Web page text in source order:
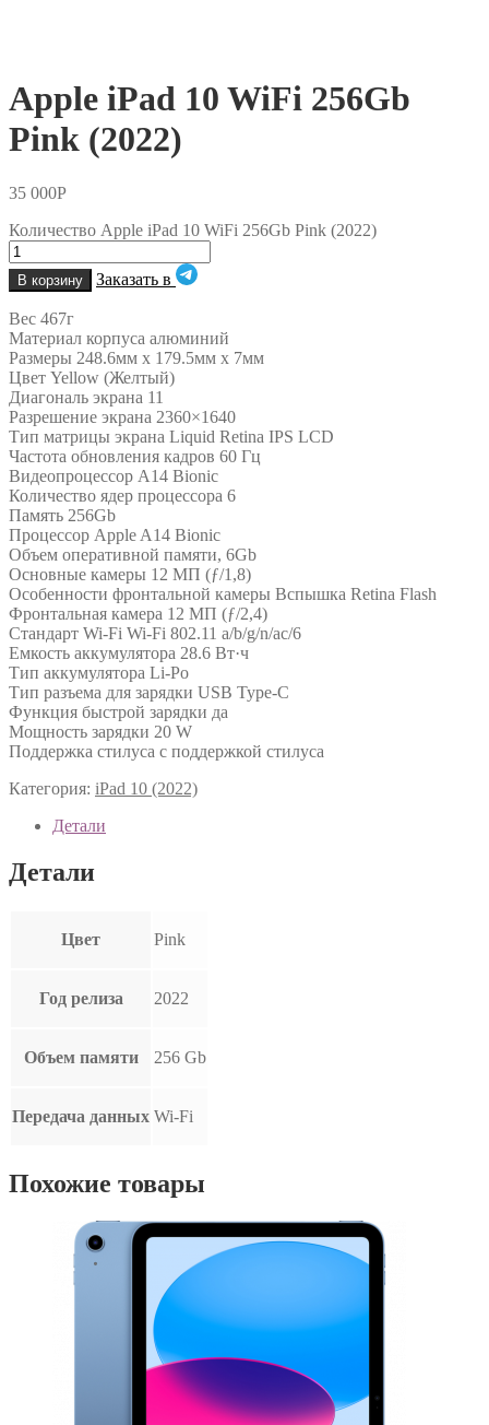
Apple iPad 10 WiFi 256Gb
Pink (2022)
35 000Р
Количество Apple iPad 10 WiFi 256Gb Pink (2022)
В корзину Заказать в
Вес 467г
Материал корпуса алюминий
Размеры 248.6мм x 179.5мм x 7мм
Цвет Yellow (Желтый)
Диагональ экрана 11
Разрешение экрана 2360×1640
Тип матрицы экрана Liquid Retina IPS LCD
Частота обновления кадров 60 Гц
Видеопроцессор A14 Bionic
Количество ядер процессора 6
Память 256Gb
Процессор Apple A14 Bionic
Объем оперативной памяти, 6Gb
Основные камеры 12 МП (ƒ/1,8)
Особенности фронтальной камеры Вспышка Retina Flash
Фронтальная камера 12 МП (ƒ/2,4)
Стандарт Wi-Fi Wi-Fi 802.11 a/b/g/n/ac/6
Емкость аккумулятора 28.6 Вт·ч
Тип аккумулятора Li-Po
Тип разъема для зарядки USB Type-C
Функция быстрой зарядки да
Мощность зарядки 20 W
Поддержка стилуса с поддержкой стилуса
Категория: iPad 10 (2022)
Детали
Детали
Цвет Pink
Год релиза 2022
Объем памяти 256 Gb
Передача данных Wi-Fi
Похожие товары